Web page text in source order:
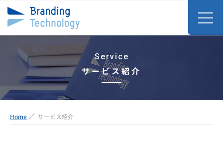
Service
サービス紹介
Home サービス紹介